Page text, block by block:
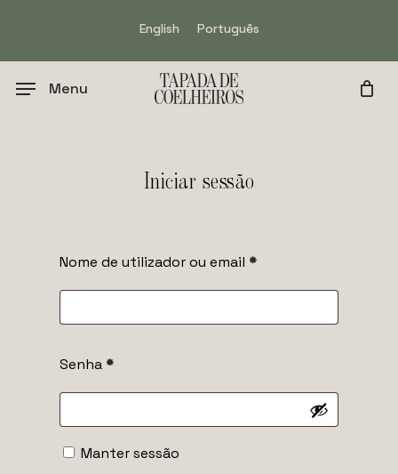
English Português
Menu
Iniciar sessão
Nome de utilizador ou email *
Senha *
Manter sessão